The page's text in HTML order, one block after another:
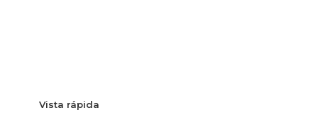
Vista rápida